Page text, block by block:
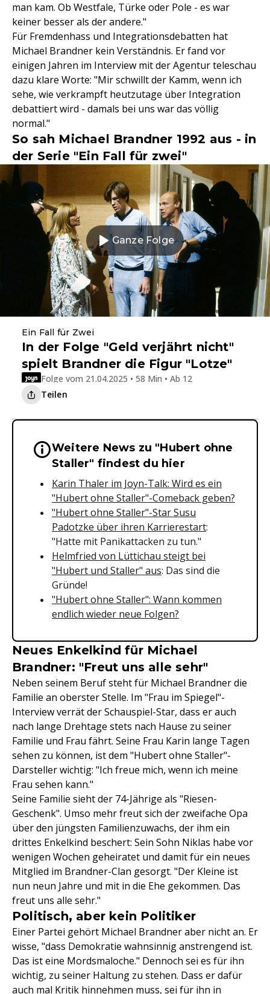
man kam. Ob Westfale, Türke oder Pole - es war
keiner besser als der andere."
Für Fremdenhass und Integrationsdebatten hat
Michael Brandner kein Verständnis. Er fand vor
einigen Jahren im Interview mit der Agentur teleschau
dazu klare Worte: "Mir schwillt der Kamm, wenn ich
sehe, wie verkrampft heutzutage über Integration
debattiert wird - damals bei uns war das völlig
normal."
So sah Michael Brandner 1992 aus - in
der Serie "Ein Fall für zwei"
Ganze Folge
Ein Fall für Zwei
In der Folge "Geld verjährt nicht"
spielt Brandner die Figur "Lotze"
Folge vom 21.04.2025 • 58 Min • Ab 12
Teilen
Wichtige Hinweise &
Weitere News zu "Hubert ohne
Staller" findest du hier
Karin Thaler im Joyn-Talk: Wird es ein
"Hubert ohne Staller"-Comeback geben?
"Hubert ohne Staller"-Star Susu
Padotzke über ihren Karrierestart:
"Hatte mit Panikattacken zu tun."
Helmfried von Lüttichau steigt bei
"Hubert und Staller" aus: Das sind die
Gründe!
"Hubert ohne Staller": Wann kommen
endlich wieder neue Folgen?
Neues Enkelkind für Michael
Brandner: "Freut uns alle sehr"
Neben seinem Beruf steht für Michael Brandner die
Familie an oberster Stelle. Im "Frau im Spiegel"-
Interview verrät der Schauspiel-Star, dass er auch
nach lange Drehtage stets nach Hause zu seiner
Familie und Frau fährt. Seine Frau Karin lange Tagen
sehen zu können, ist dem "Hubert ohne Staller"-
Darsteller wichtig: "Ich freue mich, wenn ich meine
Frau sehen kann."
Seine Familie sieht der 74-Jährige als "Riesen-
Geschenk". Umso mehr freut sich der zweifache Opa
über den jüngsten Familienzuwachs, der ihm ein
drittes Enkelkind beschert: Sein Sohn Niklas habe vor
wenigen Wochen geheiratet und damit für ein neues
Mitglied im Brandner-Clan gesorgt. "Der Kleine ist
nun neun Jahre und mit in die Ehe gekommen. Das
freut uns alle sehr."
Politisch, aber kein Politiker
Einer Partei gehört Michael Brandner aber nicht an. Er
wisse, "dass Demokratie wahnsinnig anstrengend ist.
Das ist eine Mordsmaloche." Dennoch sei es für ihn
wichtig, zu seiner Haltung zu stehen. Dass er dafür
auch mal Kritik hinnehmen muss, sei für ihn in